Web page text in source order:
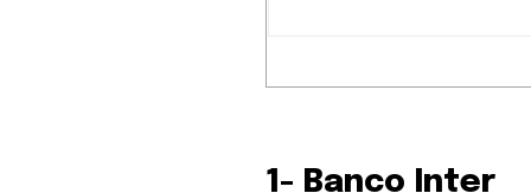
To subscribe, simply enter your
the subscribe button below.
1- Banco Inter